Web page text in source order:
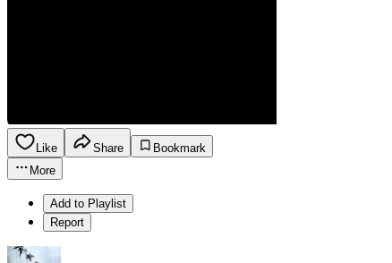
Like Share
Bookmark
More
Add to Playlist
Report